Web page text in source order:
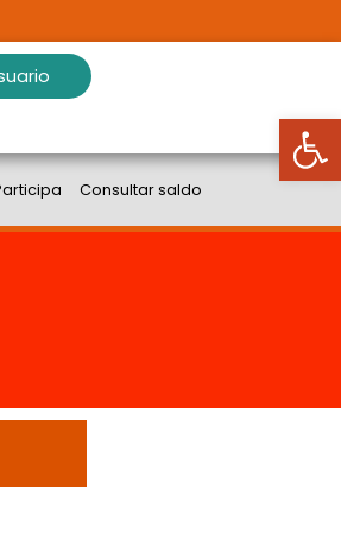
Abrir
Consultar saldo